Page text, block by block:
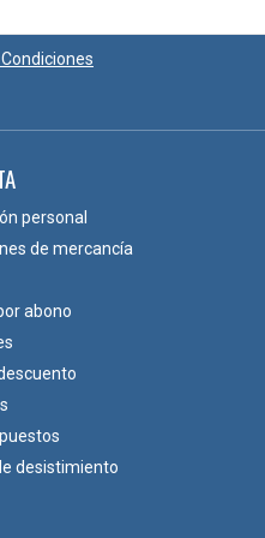
personal
de mercancía
abono
desistimiento